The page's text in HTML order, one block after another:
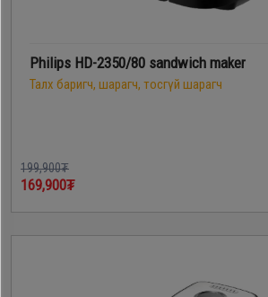
Philips HD-2350/80 sandwich maker
Талх баригч, шарагч, тосгүй шарагч
199,900₮
169,900₮